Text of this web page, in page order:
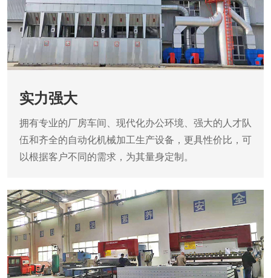
实力强大
拥有专业的厂房车间、现代化办公环境、强大的人才队
伍和齐全的自动化机械加工生产设备，更具性价比，可
以根据客户不同的需求，为其量身定制。